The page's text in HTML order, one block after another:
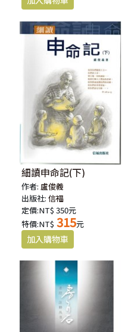
細讀申命記(下)
作者:盧俊義
出版社:信福
定價:NT$ 350元
特價:NT$ 315元